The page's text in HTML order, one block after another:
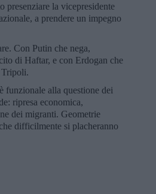
presenziare la vicepresidente
a prendere un impegno
Con Putin che nega,
di Haftar, e con Erdogan che
Tripoli.
funzionale alla questione dei
ripresa economica,
dei migranti. Geometrie
difficilmente si placheranno